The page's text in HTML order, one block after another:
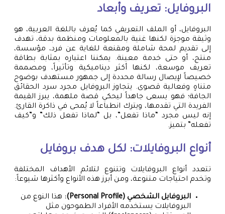
البروفايل: تعريف وأبعاد
البروفايل، أو الملف التعريفي كما يُعرف باللغة العربية، هو
وثيقة موجزة لكنها غنية بالمعلومات ومنظمة بدقة، تهدف
إلى تقديم لمحة شاملة ومقنعة للغاية عن فرد، مؤسسة،
منتج، أو حتى خدمة معينة. يمكننا اعتباره بمثابة بطاقة
تعريف موسعة، لكنها أكثر ديناميكية وتأثيراً، ومصممة
خصيصاً لإيصال رسالة محددة إلى جمهور مستهدف بوضوح
متناهٍ وفعالية قصوى. يتجاوز البروفايل مجرد سرد الحقائق
الجافة؛ فهو يسعى جاهداً ليحكي قصة ملهمة، يبرز القيمة
الفريدة التي تقدمها، ويترك انطباعاً لا يُمحى في ذاكرة القارئ.
إنه ليس مجرد “ماذا تفعل”، بل “لماذا تفعل ذلك” و”كيف
تفعله” بتميز.
أنواع البروفايلات: لكل هدف بروفايل
تتعدد أنواع البروفايلات وتتنوع لتلائم الأهداف المختلفة
وتخدم احتياجات متنوعة، ومن أبرز هذه الأنواع وأكثرها شيوعاً:
البروفايل الشخصي (Personal Profile):
هذا النوع من
البروفايلات يستخدمه الأفراد الطموحون مثل